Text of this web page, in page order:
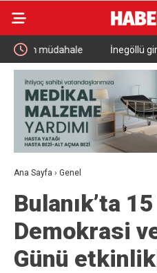
İnegöllü girişimciden bağış
dijital çözüm: “Askıda”
Ana Sayfa › Genel
Bulanık’ta
Demokrasi
Günü